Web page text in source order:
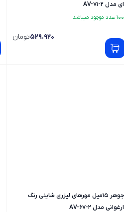
ای مدل AV-71-2
100 عدد موجود میباشد
529.920تومان
جوهر 15میل مهرهای لیزری شاینی رنگ
ارغوانی مدل AV-67-2